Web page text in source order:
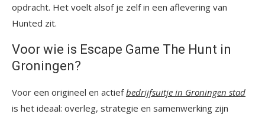
opdracht. Het voelt alsof je zelf in een aflevering van
Hunted zit.
Voor wie is Escape Game The Hunt in
Groningen?
Voor een origineel en actiefbedrijfsuitje in Groningen stad
is het ideaal: overleg, strategie en samenwerking zijn